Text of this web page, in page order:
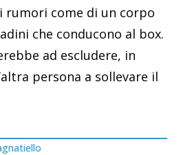
rumori come di un corpo
che conducono al box.
ad escludere, in
persona a sollevare il